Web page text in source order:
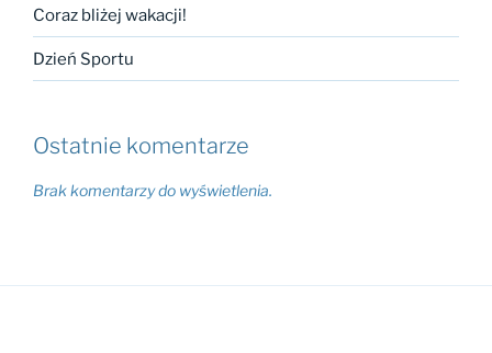
Coraz bliżej wakacji!
Dzień Sportu
Ostatnie komentarze
Brak komentarzy do wyświetlenia.